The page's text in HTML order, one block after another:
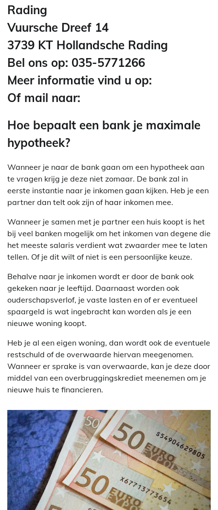
Rading
Vuursche Dreef 14
3739 KT Hollandsche Rading
Bel ons op: 035-5771266
Meer informatie vind u op:
Of mail naar:
Hoe bepaalt een bank je maximale
hypotheek?
Wanneer je naar de bank gaan om een hypotheek aan
te vragen krijg je deze niet zomaar. De bank zal in
eerste instantie naar je inkomen gaan kijken. Heb je een
partner dan telt ook zijn of haar inkomen mee.
Wanneer je samen met je partner een huis koopt is het
bij veel banken mogelijk om het inkomen van degene die
het meeste salaris verdient wat zwaarder mee te laten
tellen. Of je dit wilt of niet is een persoonlijke keuze.
Behalve naar je inkomen wordt er door de bank ook
gekeken naar je leeftijd. Daarnaast worden ook
ouderschapsverlof, je vaste lasten en of er eventueel
spaargeld is wat ingebracht kan worden als je een
nieuwe woning koopt.
Heb je al een eigen woning, dan wordt ook de eventuele
restschuld of de overwaarde hiervan meegenomen.
Wanneer er sprake is van overwaarde, kan je deze door
middel van een overbruggingskrediet meenemen om je
nieuwe huis te financieren.